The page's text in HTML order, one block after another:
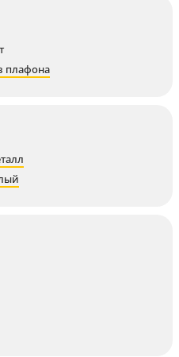
плафона